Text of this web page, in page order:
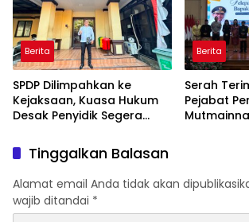
Berita
SPDP Dilimpahkan ke
Kejaksaan, Kuasa Hukum
Desak Penyidik Segera
Pengeroyokan
Berita
Serah
Pejabat
Tinggalkan Balasan
Alamat email Anda tidak akan
wajib ditandai *